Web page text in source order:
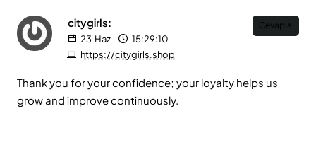
citygirls:
23 Haz
15:29:10
https://citygirls.shop
Cevapla
Thank you for your confidence; your loyalty helps us
grow and improve continuously.